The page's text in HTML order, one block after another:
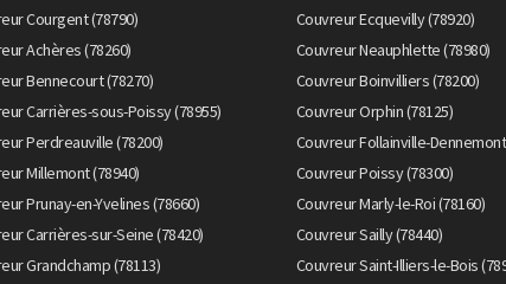
Courgent (78790) Couvreur Ecquevilly (78920)
Achères (78260) Couvreur Neauphlette (78980)
Bennecourt (78270) Couvreur Boinvilliers (78200)
Carrières-sous-Poissy (78955) Couvreur Orphin (78125)
Perdreauville (78200) Couvreur Follainville-
Millemont (78940) Couvreur Poissy (78300)
Prunay-en-Yvelines (78660) Couvreur Marly-le-Roi (78160)
Carrières-sur-Seine (78420) Couvreur Sailly (78440)
Grandchamp (78113) Couvreur Saint-Illiers-le-Bois